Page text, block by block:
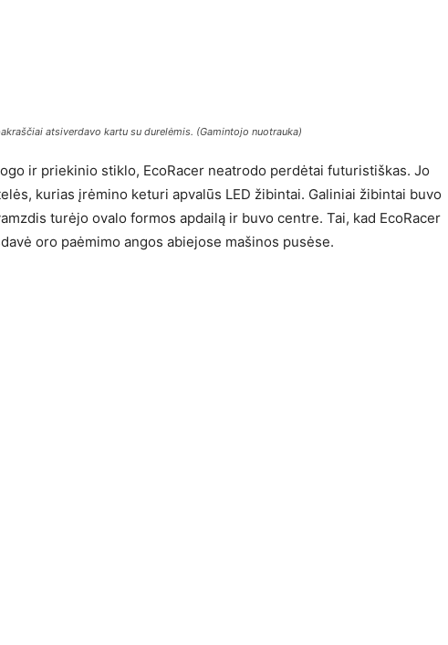
atsiverdavo kartu su durelėmis. (Gamintojo nuotrauka)
ir priekinio stiklo, EcoRacer neatrodo perdėtai futuristiškas. Jo
kurias įrėmino keturi apvalūs LED žibintai. Galiniai žibintai buvo
turėjo ovalo formos apdailą ir buvo centre. Tai, kad EcoRacer
oro paėmimo angos abiejose mašinos pusėse.